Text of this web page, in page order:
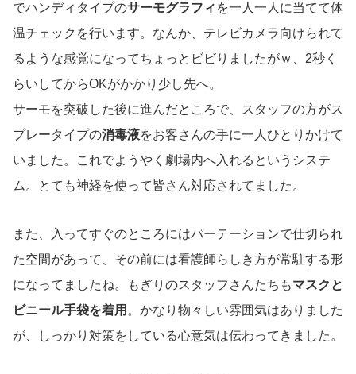
でハンディタイプのサーモグラフィ を一人一人に当てて体
温チェックを行います。なんか、テレビカメラ向けられて
るような感覚になってちょっとビビりましたがｗ、2秒く
らいしてからOKがかかり少し先へ。
サーモを突破した後に進んだところで、スタッフの方がス
プレータイプの消毒液をお客さんの手に一人ひとりかけて
いました。これでようやく劇場内へ入れるというシステ
ム。とても神経を使って皆さん対応されてました。
また、入ってすぐのところにはパーテーションで仕切られ
た空間があって、その前には看護師らしき方が常駐する形
になってましたね。もぎりのスタッフさんたちもマスクと
ビニール手袋を着用 。かなり物々しい雰囲気はありました
が、しっかり対策をしている心意気は伝わってきました。